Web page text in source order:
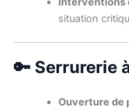
situation
🔑 Serrurerie
Ouverture de